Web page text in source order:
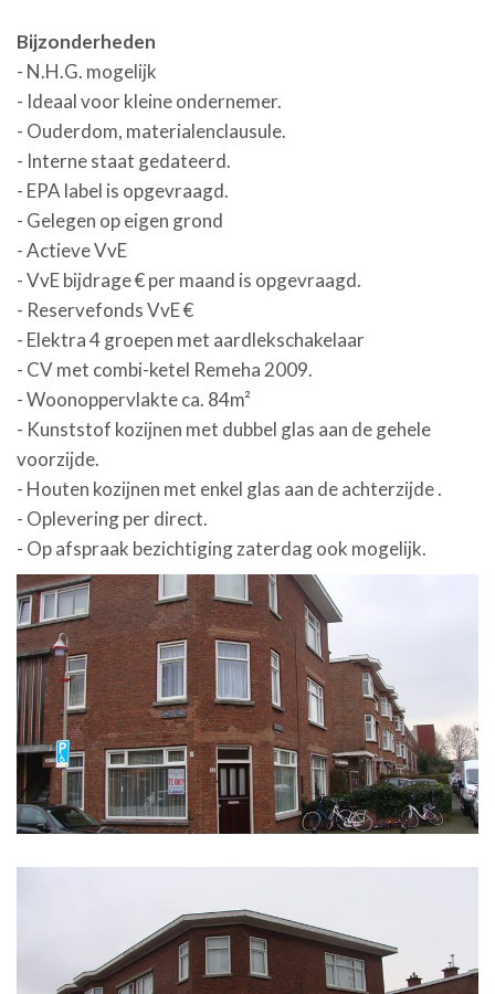
Bijzonderheden
- N.H.G. mogelijk
- Ideaal voor kleine ondernemer.
- Ouderdom, materialenclausule.
- Interne staat gedateerd.
- EPA label is opgevraagd.
- Gelegen op eigen grond
- Actieve VvE
- VvE bijdrage € per maand is opgevraagd.
- Reservefonds VvE €
- Elektra 4 groepen met aardlekschakelaar
- CV met combi-ketel Remeha 2009.
- Woonoppervlakte ca. 84m²
- Kunststof kozijnen met dubbel glas aan de gehele
voorzijde.
- Houten kozijnen met enkel glas aan de achterzijde .
- Oplevering per direct.
- Op afspraak bezichtiging zaterdag ook mogelijk.